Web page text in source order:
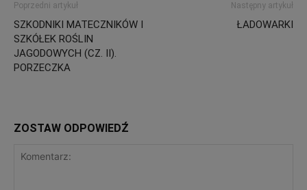
Poprzedni artykuł
SZKODNIKI MATECZNIKÓW I
SZKÓŁEK ROŚLIN
JAGODOWYCH (CZ. II).
PORZECZKA
Następny artykuł
ŁADOWARKI
ZOSTAW ODPOWIEDŹ